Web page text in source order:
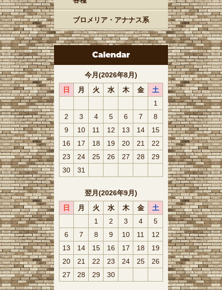
ブロメリア・アナナス系
Calendar
今月(2026年8月)
日
月 火 水 木 金
土
1
2
3 4 5 6 7
8
9
10 11 12 13 14
15
16
17 18 19 20 21
22
23
24 25 26 27 28
29
30
31
翌月(2026年9月)
日
月 火 水 木 金
土
1
2 3 4
5
6
7 8 9 10 11
12
13
14 15 16 17 18
19
20
21 22 23 24 25
26
27
28 29 30